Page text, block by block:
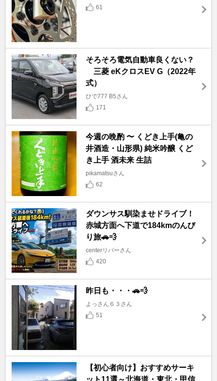
61
そろそろ電気自動車良くない？
三菱 eKクロスEV G（2022年
式）
ひで777 B5さん
171
今週の晩酌 〜 くどき上手(亀の
井酒造・山形県) 純米吟醸 くど
き上手 酒未来 生詰
pikamatsuさん
62
ダウンサス馴染ませドライブ！
赤城方面へ下道で184kmのんび
り旅🚗💨
centerリバーさん
420
昨日も・・・🚗💨
よっさん６３さん
51
【初心者向け】おすすめサーキ
ット11選～北海道・東北・甲信